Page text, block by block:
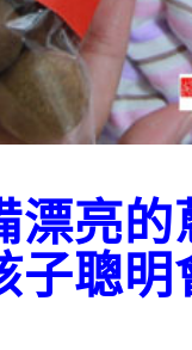
漂亮的
子聰明